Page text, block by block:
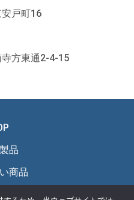
戸町16
方東通2-4-15
品
商品
すめ商品